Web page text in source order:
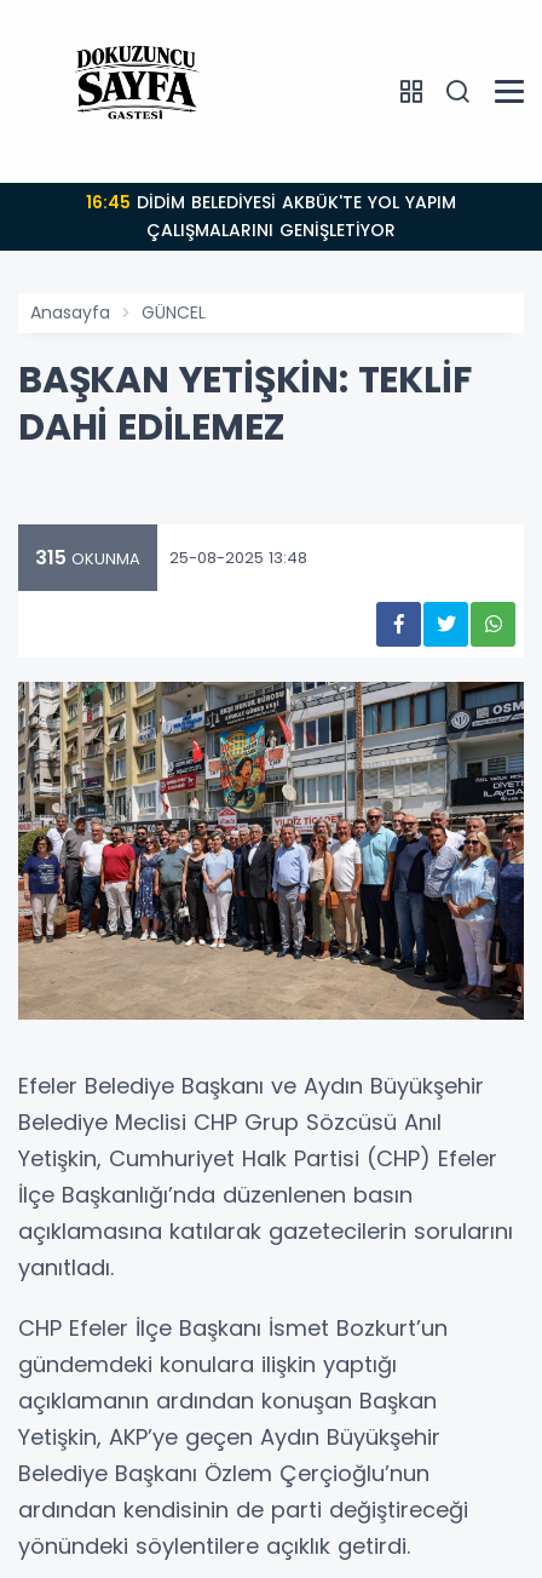
16:45
ÇALIŞMALARINI GENİŞLETİYOR
Anasayfa GÜNCEL
BAŞKAN YETİŞKİN: TEKLİF
DAHİ EDİLEMEZ
315 OKUNMA 25-08-2025 13:48
Efeler Belediye Başkanı ve Aydın Büyükşehir
Belediye Meclisi CHP Grup Sözcüsü Anıl
Yetişkin, Cumhuriyet Halk Partisi (CHP) Efeler
İlçe Başkanlığı’nda düzenlenen basın
açıklamasına katılarak gazetecilerin sorularını
yanıtladı.
CHP Efeler İlçe Başkanı İsmet Bozkurt’un
gündemdeki konulara ilişkin yaptığı
açıklamanın ardından konuşan Başkan
Yetişkin, AKP’ye geçen Aydın Büyükşehir
Belediye Başkanı Özlem Çerçioğlu’nun
ardından kendisinin de parti değiştireceği
yönündeki söylentilere açıklık getirdi.